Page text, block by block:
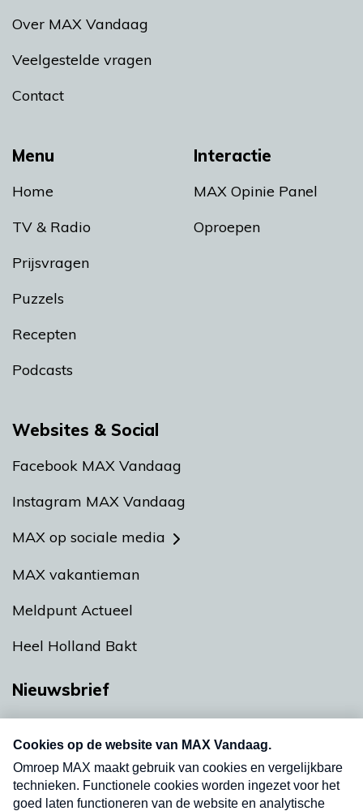
Menu
Home
TV & Radio
Prijsvragen
Puzzels
Recepten
Podcasts
Interactie
MAX Opinie Panel
Oproepen
Over MAX Vandaag
Veelgestelde vragen
Contact
Websites & Social
Facebook MAX Vandaag
Instagram MAX Vandaag
MAX op sociale media
MAX vakantieman
Meldpunt Actueel
Heel Holland Bakt
Nieuwsbrief
nieuwsbrief. Elke vrijdag- en dinsdagochtend in
uw mailbox.
Verzend